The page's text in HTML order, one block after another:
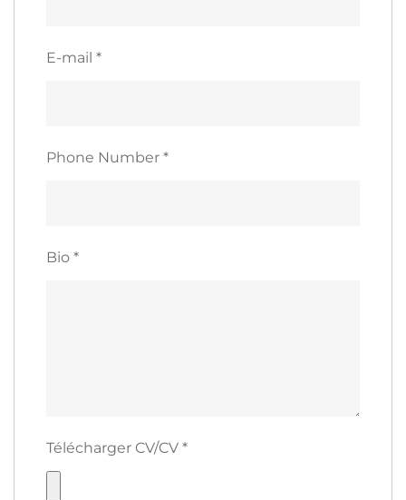
E-mail *
Phone Number *
Bio *
Télécharger CV/CV *